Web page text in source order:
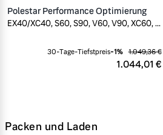
Polestar Performance Optimierung
EX40/XC40, S60, S90, V60, V90, XC60, ...
1.044,01 €
30-Tage-Tiefstpreis-1% 1.049,36 €
Packen und Laden